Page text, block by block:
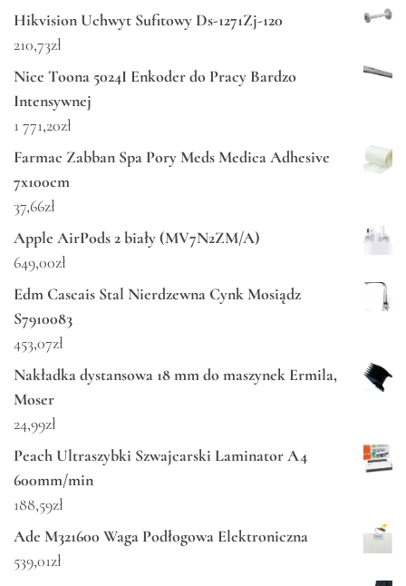
Hikvision Uchwyt Sufitowy Ds-1271Zj-120
210,73zł
Nice Toona 5024I Enkoder do Pracy Bardzo
Intensywnej
1 771,20zł
Farmac Zabban Spa Pory Meds Medica Adhesive
7x100cm
37,66zł
Apple AirPods 2 biały (MV7N2ZM/A)
649,00zł
Edm Cascais Stal Nierdzewna Cynk Mosiądz
S7910083
453,07zł
Nakładka dystansowa 18 mm do maszynek Ermila,
Moser
24,99zł
Peach Ultraszybki Szwajcarski Laminator A4
600mm/min
188,59zł
Ade M321600 Waga Podłogowa Elektroniczna
539,01zł